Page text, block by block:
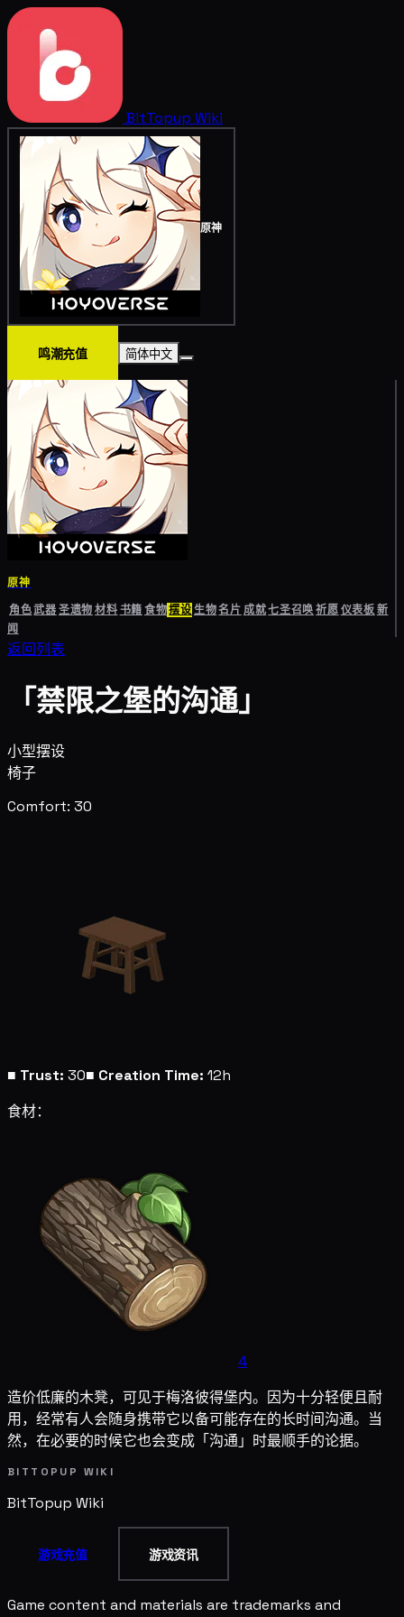
BitTopup Wiki
原神
鸣潮充值 简体中文
原神
角色武器圣遗物材料书籍食物摆设生物名片成就七圣召唤祈愿仪表板新
闻
返回列表
「禁限之堡的沟通」
小型摆设
椅子
Comfort: 30
■ Trust: 30■ Creation Time: 12h
食材：
4
造价低廉的木凳，可见于梅洛彼得堡内。因为十分轻便且耐
用，经常有人会随身携带它以备可能存在的长时间沟通。当
然，在必要的时候它也会变成「沟通」时最顺手的论据。
BITTOPUP WIKI
BitTopup Wiki
游戏充值 游戏资讯
Game content and materials are trademarks and